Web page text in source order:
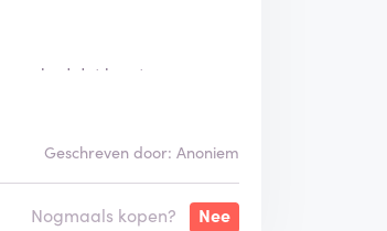
gehad dat kaarten en
eigen bestelde
overkomen bij Greerz wat er
Geschreven door: Anoniem
Nogmaals kopen? Nee